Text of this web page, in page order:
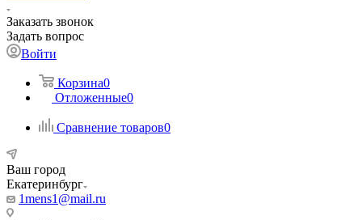
Заказать звонок
Задать вопрос
Войти
Корзина0
Отложенные0
Сравнение товаров0
Ваш город
Екатеринбург
1mens1@mail.ru